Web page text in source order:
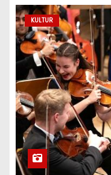
KULTUR